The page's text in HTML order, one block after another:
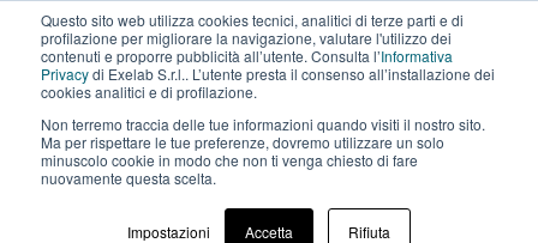
Questo sito web utilizza cookies tecnici, analitici di terze parti e di
profilazione per migliorare la navigazione, valutare l'utilizzo dei
contenuti e proporre pubblicità all’utente. Consulta l’Informativa
Privacydi Exelab S.r.l.. L’utente presta il consenso all’installazione dei
cookies analitici e di profilazione.
Non terremo traccia delle tue informazioni quando visiti il ​​nostro sito.
Ma per rispettare le tue preferenze, dovremo utilizzare un solo
minuscolo cookie in modo che non ti venga chiesto di fare
nuovamente questa scelta.
Impostazioni Accetta Rifiuta
BLOG >COME CREARE UN FUNNEL
DI MARKETING EFFICACE